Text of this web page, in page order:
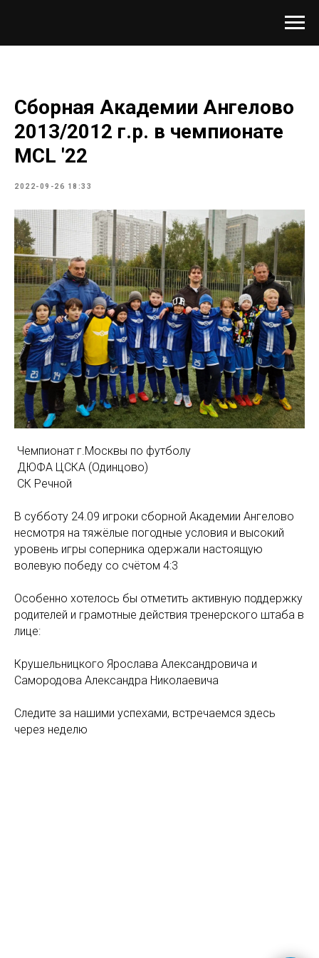
Сборная Академии Ангелово
2013/2012 г.р. в чемпионате
MCL '22
2022-09-26 18:33
Чемпионат г.Москвы по футболу
ДЮФА ЦСКА (Одинцово)
СК Речной
В субботу 24.09 игроки сборной Академии Ангелово
несмотря на тяжёлые погодные условия и высокий
уровень игры соперника одержали настоящую
волевую победу со счётом 4:3
Особенно хотелось бы отметить активную поддержку
родителей и грамотные действия тренерского штаба в
лице:
Крушельницкого Ярослава Александровича и
Самородова Александра Николаевича
Следите за нашими успехами, встречаемся здесь
через неделю